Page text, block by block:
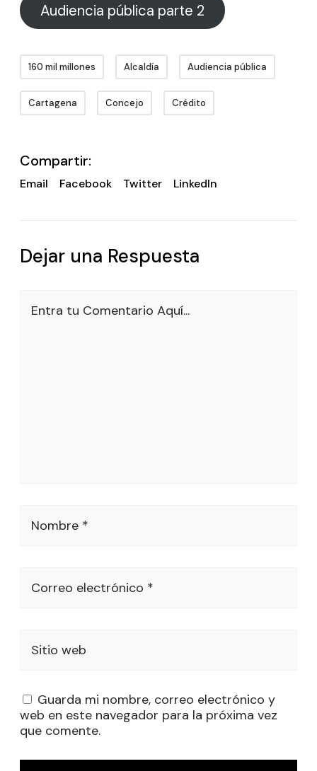
Audiencia pública parte 2
160 mil millones Alcaldía Audiencia pública
Cartagena Concejo Crédito
Compartir:
Email Facebook Twitter LinkedIn
Dejar una Respuesta
Entra tu Comentario Aquí...
Nombre *
Correo electrónico *
Sitio web
Guarda mi nombre, correo electrónico y
web en este navegador para la próxima vez
que comente.